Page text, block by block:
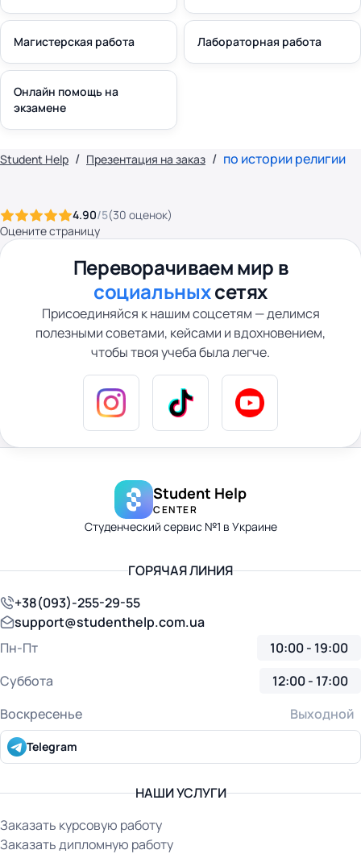
Магистерская работа Лабораторная работа
Онлайн помощь на
экзамене
Student Help Презентация на заказ по истории религии
4.90/5(30 оценок)
Оцените страницу
Переворачиваем мир в
социальныхсетях
Присоединяйся к нашим соцсетям — делимся
полезными советами, кейсами и вдохновением,
чтобы твоя учеба была легче.
Student Help
CENTER
Студенческий сервис №1 в Украине
НАШИ УСЛУГИ
Заказать курсовую работу
Заказать дипломную работу
ГОРЯЧАЯ ЛИНИЯ
+38(093)-255-29-55
support@studenthelp.com.ua
Пн-Пт
10:00 - 19:00
Суббота
12:00 - 17:00
Воскресенье
Выходной
Telegram